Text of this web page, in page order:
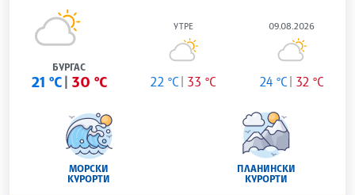
БУРГАС
21 °C 30 °C
УТРЕ
22 °C 33 °C
09.08.2026
24 °C 32 °C
МОРСКИ
КУРОРТИ
ПЛАНИНСКИ
КУРОРТИ